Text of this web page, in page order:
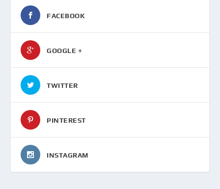
FACEBOOK
GOOGLE +
TWITTER
PINTEREST
INSTAGRAM